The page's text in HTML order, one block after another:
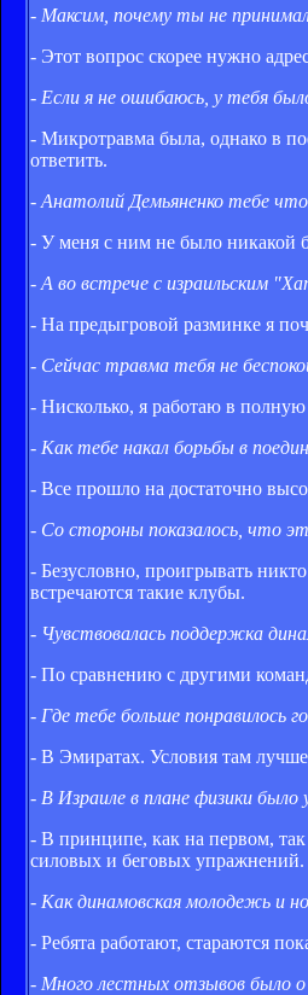
- Максим, почему ты не
- Этот вопрос скорее нужно
- Если я не ошибаюсь, у тебя
- Микротравма была, однако в
ответить.
- Анатолий Демьяненко тебе
- У меня с ним не было никакой
- А во встрече с израильским
- На предыгровой разминке я
- Сейчас травма тебя не
- Нисколько, я работаю в полную
- Как тебе накал борьбы в
- Все прошло на достаточно
- Со стороны показалось, что
- Безусловно, проигрывать
встречаются такие клубы.
- Чувствовалась поддержка
- По сравнению с другими
- Где тебе больше понравилось
- В Эмиратах. Условия там
- В Израиле в плане физики было
- В принципе, как на первом,
силовых и беговых упражнений.
- Как динамовская молодежь и
- Ребята работают, стараются
- Много лестных отзывов было о